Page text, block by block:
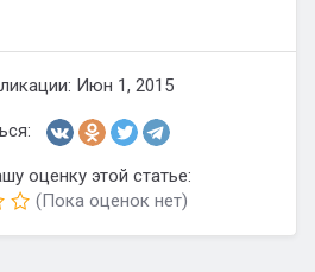
Июн 1, 2015
оценку этой статье:
(Пока оценок нет)